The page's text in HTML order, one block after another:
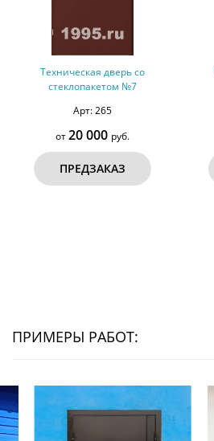
Техническая дверь со
стеклопакетом №7
Арт: 265
от20 000 руб.
ПРЕДЗАКАЗ
ПРИМЕРЫ РАБОТ: